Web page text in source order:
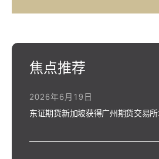
焦点推荐
东证期货新加坡获得广州期货交易
2026年6月19日